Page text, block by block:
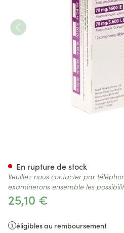
25,10 €
éligibles au remboursement
En rupture de stock
Veuillez nous contacter par
examinerons ensemble les